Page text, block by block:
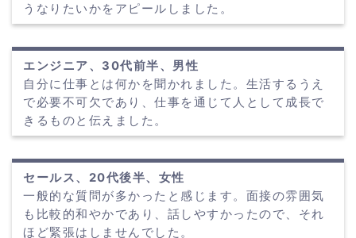
うなりたいかをアピールしました。
エンジニア、30代前半、男性
自分に仕事とは何かを聞かれました。生活するうえ
で必要不可欠であり、仕事を通じて人として成長で
きるものと伝えました。
セールス、20代後半、女性
一般的な質問が多かったと感じます。面接の雰囲気
も比較的和やかであり、話しやすかったので、それ
ほど緊張はしませんでした。